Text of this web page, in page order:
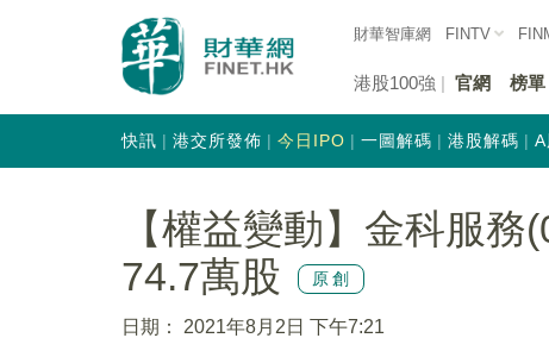
財華智庫網 FINTV
港股100強 官網 榜單
快訊 港交所發佈 今日IPO 一圖解碼 港股解碼
【權益變動】金科服
74.7萬股
原創
日期：
2021年8月2日 下午7:21